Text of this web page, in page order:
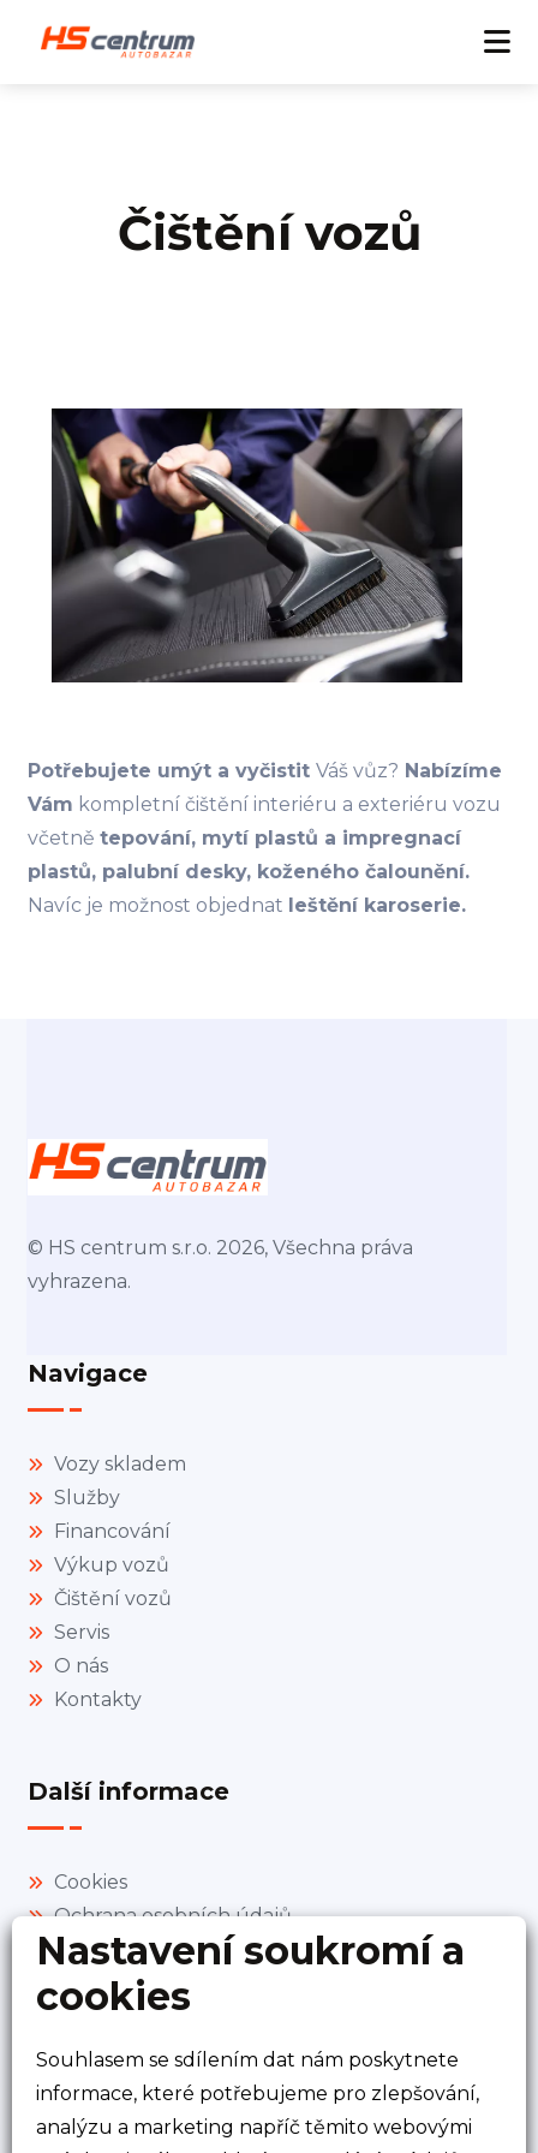
Čištění vozů
Potřebujete umýt a vyčistitVáš vůz? Nabízíme
Vám kompletní čištění interiéru a exteriéru vozu
včetnětepování, mytí plastů a impregnací
plastů, palubní desky, koženého čalounění.
Navíc je možnost objednat leštění karoserie.
© HS centrum s.r.o. 2026, Všechna práva
vyhrazena.
Navigace
Vozy skladem
Služby
Financování
Výkup vozů
Čištění vozů
Servis
O nás
Kontakty
Další informace
Cookies
Ochrana osobních údajů
Zavolejte nám
+420 777 102 022
+420 774 735 362
Doubravy 25 , Březůvky 763 45
Nastavení soukromí a
cookies
Souhlasem se sdílením dat nám poskytnete
informace, které potřebujeme pro zlepšování,
analýzu a marketing napříč těmito webovými